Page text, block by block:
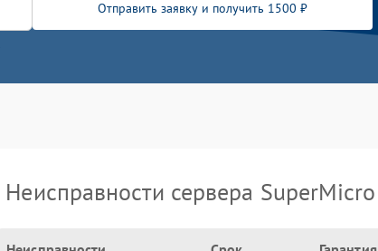
Отправить заявку и получить 1500 ₽
Неисправности сервера SuperMicro